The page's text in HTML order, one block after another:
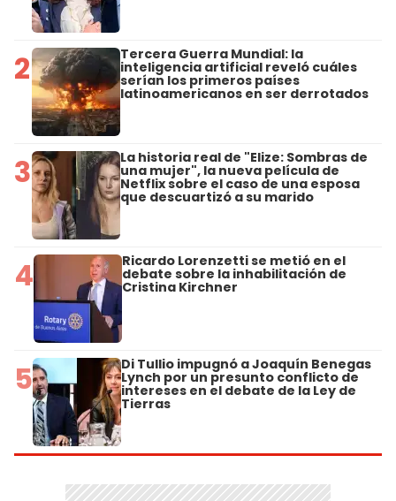
2 Tercera Guerra Mundial: la
inteligencia artificial reveló cuáles
serían los primeros países
latinoamericanos en ser derrotados
3 La historia real de "Elize: Sombras de
una mujer", la nueva película de
Netflix sobre el caso de una esposa
que descuartizó a su marido
4 Ricardo Lorenzetti se metió en el
debate sobre la inhabilitación de
Cristina Kirchner
5 Di Tullio impugnó a Joaquín Benegas
Lynch por un presunto conflicto de
intereses en el debate de la Ley de
Tierras